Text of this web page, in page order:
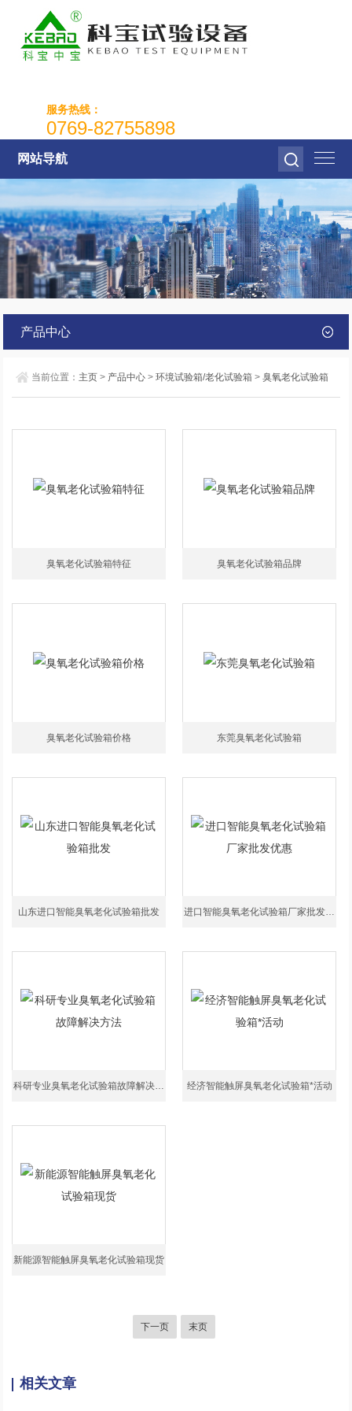
服务热线：
0769-82755898
网站导航
产品中心
当前位置： 主页 > 产品中心 >环境试验箱/老化试验箱 >臭氧老化试验箱
臭氧老化试验箱特征 臭氧老化试验箱品牌
臭氧老化试验箱价格 东莞臭氧老化试验箱
山东进口智能臭氧老化试验箱批发
经济智能触屏臭氧老化试验箱*活动
新能源智能触屏臭氧老化试验箱现货
下一页 末页
相关文章